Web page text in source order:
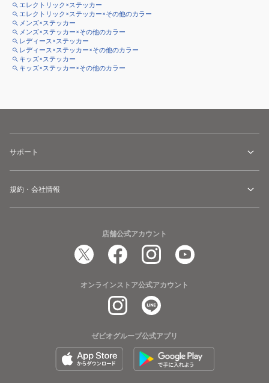
エレクトリック×ステッカー
エレクトリック×ステッカー×その他のカラー
メンズ×ステッカー
メンズ×ステッカー×その他のカラー
レディース×ステッカー
レディース×ステッカー×その他のカラー
キッズ×ステッカー
キッズ×ステッカー×その他のカラー
サポート
規約・会社情報
店舗公式アカウント
オンラインストア公式アカウント
ゼビオグループ公式アプリ